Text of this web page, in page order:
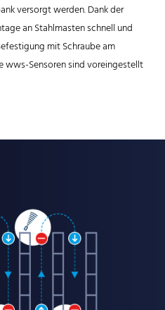
versorgt werden. Dank der
an Stahlmasten schnell und
mit Schraube am
wws-Sensoren sind voreingestellt